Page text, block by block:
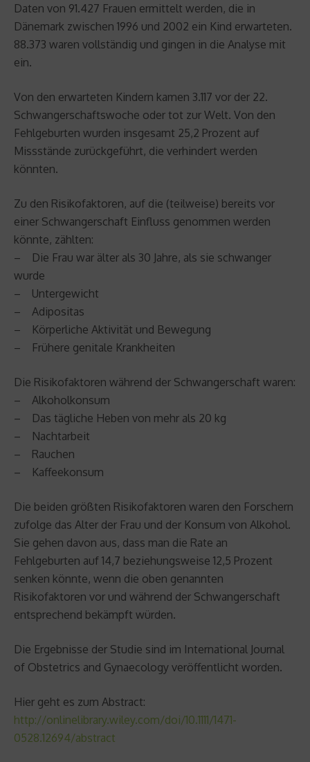
Daten von 91.427 Frauen ermittelt werden, die in
Dänemark zwischen 1996 und 2002 ein Kind erwarteten.
88.373 waren vollständig und gingen in die Analyse mit
ein.
Von den erwarteten Kindern kamen 3.117 vor der 22.
Schwangerschaftswoche oder tot zur Welt. Von den
Fehlgeburten wurden insgesamt 25,2 Prozent auf
Missstände zurückgeführt, die verhindert werden
könnten.
Zu den Risikofaktoren, auf die (teilweise) bereits vor
einer Schwangerschaft Einfluss genommen werden
könnte, zählten:
– Die Frau war älter als 30 Jahre, als sie schwanger
wurde
– Untergewicht
– Adipositas
– Körperliche Aktivität und Bewegung
– Frühere genitale Krankheiten
Die Risikofaktoren während der Schwangerschaft waren:
– Alkoholkonsum
– Das tägliche Heben von mehr als 20 kg
– Nachtarbeit
– Rauchen
– Kaffeekonsum
Die beiden größten Risikofaktoren waren den Forschern
zufolge das Alter der Frau und der Konsum von Alkohol.
Sie gehen davon aus, dass man die Rate an
Fehlgeburten auf 14,7 beziehungsweise 12,5 Prozent
senken könnte, wenn die oben genannten
Risikofaktoren vor und während der Schwangerschaft
entsprechend bekämpft würden.
Die Ergebnisse der Studie sind im International Journal
of Obstetrics and Gynaecology veröffentlicht worden.
Hier geht es zum Abstract:
http://onlinelibrary.wiley.com/doi/10.1111/1471-
0528.12694/abstract